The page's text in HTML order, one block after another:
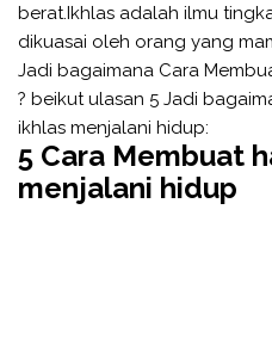
berat.Ikhlas adalah ilmu
dikuasai oleh orang yang
Jadi bagaimana Cara
? beikut ulasan 5 Jadi
ikhlas menjalani hidup:
5 Cara Membuat
menjalani hidup